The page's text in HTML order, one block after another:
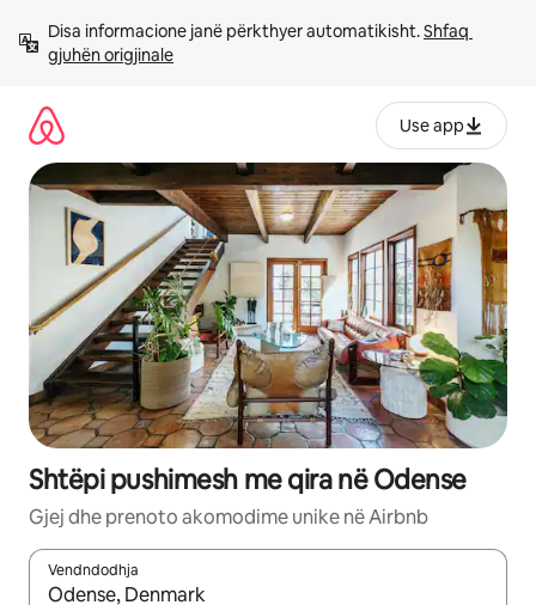
përmbajtja
Disa informacione janë përkthyer automatikisht. Shfaq
gjuhën origjinale
Use app
Shtëpi pushimesh me qira në Odense
Gjej dhe prenoto akomodime unike në Airbnb
Vendndodhja
Kur rezultatet të jenë të disponueshme, lëviz me butonat e